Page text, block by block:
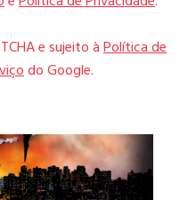
e sujeito àPolítica de
do Google.